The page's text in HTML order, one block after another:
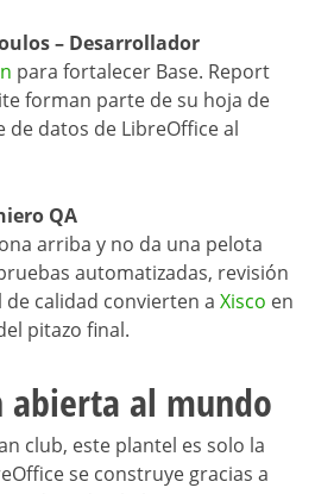
– Desarrollador
para fortalecer Base. Report
forman parte de su hoja de
de datos de LibreOffice al
QA
arriba y no da una pelota
automatizadas, revisión
calidad convierten a Xisco en
pitazo final.
abierta al mundo
club, este plantel es solo la
se construye gracias a